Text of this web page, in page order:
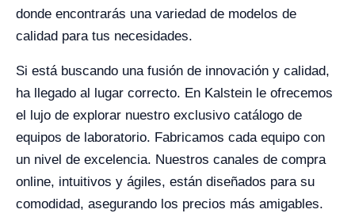
donde encontrarás una variedad de modelos de
calidad para tus necesidades.
Si está buscando una fusión de innovación y calidad,
ha llegado al lugar correcto. En Kalstein le ofrecemos
el lujo de explorar nuestro exclusivo catálogo de
equipos de laboratorio. Fabricamos cada equipo con
un nivel de excelencia. Nuestros canales de compra
online, intuitivos y ágiles, están diseñados para su
comodidad, asegurando los precios más amigables.